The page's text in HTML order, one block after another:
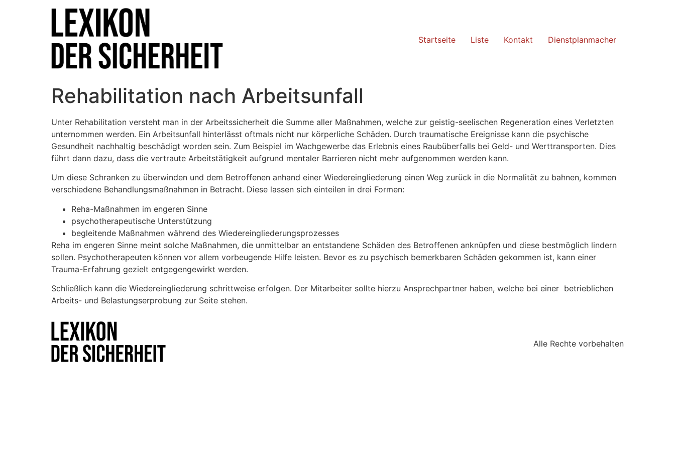
Startseite Liste Kontakt Dienstplanmacher
Rehabilitation nach Arbeitsunfall
Unter Rehabilitation versteht man in der Arbeitssicherheit die Summe aller Maßnahmen, welche zur geistig-seelischen Regeneration eines Verletzten
unternommen werden. Ein Arbeitsunfall hinterlässt oftmals nicht nur körperliche Schäden. Durch traumatische Ereignisse kann die psychische
Gesundheit nachhaltig beschädigt worden sein. Zum Beispiel im Wachgewerbe das Erlebnis eines Raubüberfalls bei Geld- und Werttransporten. Dies
führt dann dazu, dass die vertraute Arbeitstätigkeit aufgrund mentaler Barrieren nicht mehr aufgenommen werden kann.
Um diese Schranken zu überwinden und dem Betroffenen anhand einer Wiedereingliederung einen Weg zurück in die Normalität zu bahnen, kommen
verschiedene Behandlungsmaßnahmen in Betracht. Diese lassen sich einteilen in drei Formen:
Reha-Maßnahmen im engeren Sinne
psychotherapeutische Unterstützung
begleitende Maßnahmen während des Wiedereingliederungsprozesses
Reha im engeren Sinne meint solche Maßnahmen, die unmittelbar an entstandene Schäden des Betroffenen anknüpfen und diese bestmöglich lindern
sollen. Psychotherapeuten können vor allem vorbeugende Hilfe leisten. Bevor es zu psychisch bemerkbaren Schäden gekommen ist, kann einer
Trauma-Erfahrung gezielt entgegengewirkt werden.
Schließlich kann die Wiedereingliederung schrittweise erfolgen. Der Mitarbeiter sollte hierzu Ansprechpartner haben, welche bei einer betrieblichen
Arbeits- und Belastungserprobung zur Seite stehen.
Alle Rechte vorbehalten